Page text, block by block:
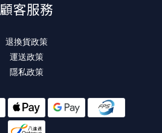
顧客服務
退換貨政策
運送政策
隱私政策